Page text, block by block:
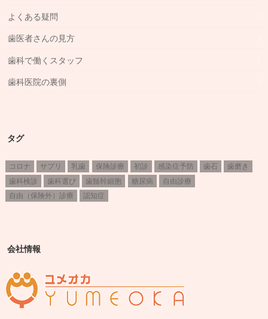
よくある疑問
歯医者さんの見方
歯科で働くスタッフ
歯科医院の裏側
タグ
コロナ サプリ 乳歯 保険診療 初診 感染症予防 歯石
歯磨き
歯科検診
歯科選び 歯髄幹細胞 糖尿病
自由診療
自由（保険外）診療
認知症
会社情報